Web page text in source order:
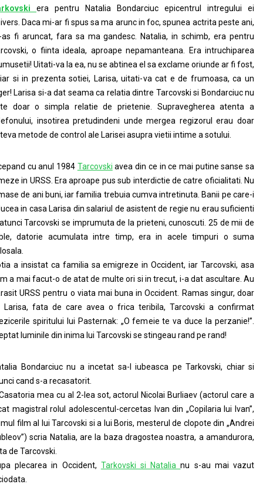
era pentru Natalia Bondarciuc epicentrul intregului ei
Daca mi-ar fi spus sa ma arunc in foc, spunea actrita peste ani,
as fi aruncat, fara sa ma gandesc. Natalia, in schimb, era pentru
o fiinta ideala, aproape nepamanteana. Era intruchiparea
Uitati-va la ea, nu se abtinea el sa exclame oriunde ar fi fost,
si in prezenta sotiei, Larisa, uitati-va cat e de frumoasa, ca un
Larisa si-a dat seama ca relatia dintre Tarcovski si Bondarciuc nu
doar o simpla relatie de prietenie. Supravegherea atenta a
insotirea pretudindeni unde mergea regizorul erau doar
metode de control ale Larisei asupra vietii intime a sotului.
cu anul 1984 Tarcovski avea din ce in ce mai putine sanse sa
in URSS. Era aproape pus sub interdictie de catre oficialitati. Nu
de ani buni, iar familia trebuia cumva intretinuta. Banii pe care-i
in casa Larisa din salariul de asistent de regie nu erau suficienti
Tarcovski se imprumuta de la prieteni, cunoscuti. 25 de mii de
datorie acumulata intre timp, era in acele timpuri o suma
a insistat ca familia sa emigreze in Occident, iar Tarcovski, asa
a mai facut-o de atat de multe ori si in trecut, i-a dat ascultare. Au
URSS pentru o viata mai buna in Occident. Ramas singur, doar
Larisa, fata de care avea o frica teribila, Tarcovski a confirmat
spiritului lui Pasternak: „O femeie te va duce la perzanie!”.
luminile din inima lui Tarcovski se stingeau rand pe rand!
Bondarciuc nu a incetat sa-l iubeasca pe Tarkovski, chiar si
cand s-a recasatorit.
mea cu al 2-lea sot, actorul Nicolai Burliaev (actorul care a
magistral rolul adolescentul-cercetas Ivan din „Copilaria lui Ivan”,
film al lui Tarcovski si a lui Boris, mesterul de clopote din „Andrei
scria Natalia, are la baza dragostea noastra, a amandurora,
de Tarcovski.
plecarea in Occident, Tarkovski si Natalianu s-au mai vazut